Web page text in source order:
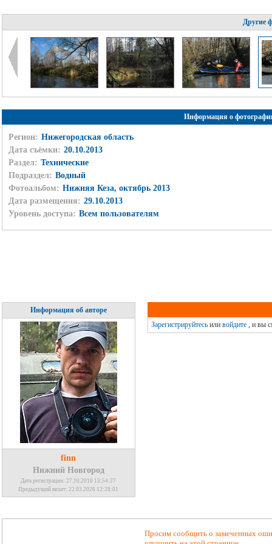
Другие
Информация о
Регион: Нижегородская область
Дата съёмки: 20.10.2013
Раздел: Технические
Подраздел: Водный
Фотоальбом: Нижняя Кеза, октябрь 2013
Дата размещения: 29.10.2013
Уровень доступа: Всем пользователям
Информация об авторе
finn
Нижний Новгород
Дата регистрации: 27.10.2010 13:54:27
Предыдущий визит: 22.03.2026 12:28:01
Зарегистрируйтесьили войдите, и вы
Просим сообщить о замеченных